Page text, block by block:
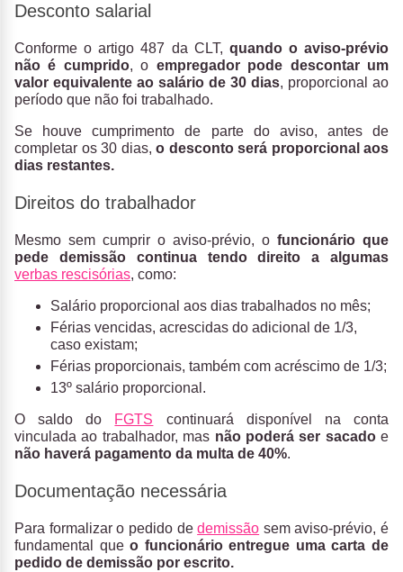
Desconto salarial
Conforme o artigo 487 da CLT, quando o aviso-prévio
não é cumprido, o empregador pode descontar um
valor equivalente ao salário de 30 dias, proporcional ao
período que não foi trabalhado.
Se houve cumprimento de parte do aviso, antes de
completar os 30 dias, o desconto será proporcional aos
dias restantes.
Direitos do trabalhador
Mesmo sem cumprir o aviso-prévio, o funcionário que
pede demissão continua tendo direito a algumas
verbas rescisórias, como:
Salário proporcional aos dias trabalhados no mês;
Férias vencidas, acrescidas do adicional de 1/3,
caso existam;
Férias proporcionais, também com acréscimo de 1/3;
13º salário proporcional.
O saldo do FGTS continuará disponível na conta
vinculada ao trabalhador, mas não poderá ser sacadoe
não haverá pagamento da multa de 40%.
Documentação necessária
Para formalizar o pedido dedemissão sem aviso-prévio, é
fundamental queo funcionário entregue uma carta de
pedido de demissão por escrito.